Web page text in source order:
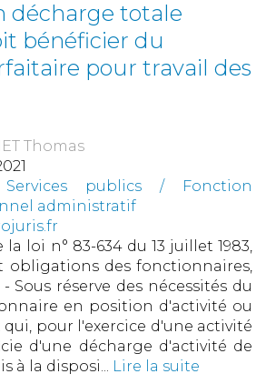
décharge totale
bénéficier du
pour travail des
Thomas
Services publics /
Fonction
administratif
la loi n° 83-634 du 13 juillet 1983,
obligations des fonctionnaires,
Sous réserve des nécessités du
en position d'activité ou
pour l'exercice d'une activité
d'une décharge d'activité de
à la disposi... Lire la suite